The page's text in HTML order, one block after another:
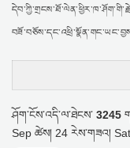
ཤོག་ངོས་འདི་ལ་ཐེངས་ 3245
Sep ཚེས། 24 རེས་གཟའ། Sat